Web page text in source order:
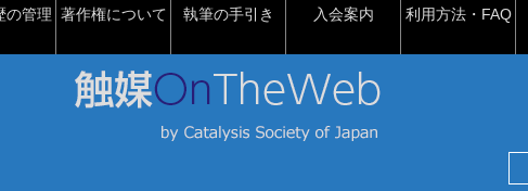
の管理 著作権について 執筆の手引き 入会案内 利用方法・FAQ